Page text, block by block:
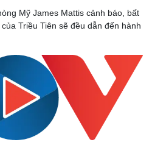
Ô tô - Xe máy
Ô tô
Mỹ James Mattis cảnh báo, bất
Triều Tiên sẽ đều dẫn đến hành